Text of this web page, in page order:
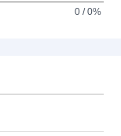
0 / 0%